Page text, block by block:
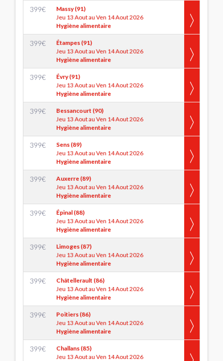
399€
Massy (91)
Jeu 13 Aout au Ven 14 Aout 2026
Hygiène alimentaire
399€
Étampes (91)
Jeu 13 Aout au Ven 14 Aout 2026
Hygiène alimentaire
399€
Évry (91)
Jeu 13 Aout au Ven 14 Aout 2026
Hygiène alimentaire
399€
Bessancourt (90)
Jeu 13 Aout au Ven 14 Aout 2026
Hygiène alimentaire
399€
Sens (89)
Jeu 13 Aout au Ven 14 Aout 2026
Hygiène alimentaire
399€
Auxerre (89)
Jeu 13 Aout au Ven 14 Aout 2026
Hygiène alimentaire
399€
Épinal (88)
Jeu 13 Aout au Ven 14 Aout 2026
Hygiène alimentaire
399€
Limoges (87)
Jeu 13 Aout au Ven 14 Aout 2026
Hygiène alimentaire
399€
Châtellerault (86)
Jeu 13 Aout au Ven 14 Aout 2026
Hygiène alimentaire
399€
Poitiers (86)
Jeu 13 Aout au Ven 14 Aout 2026
Hygiène alimentaire
399€
Challans (85)
Jeu 13 Aout au Ven 14 Aout 2026